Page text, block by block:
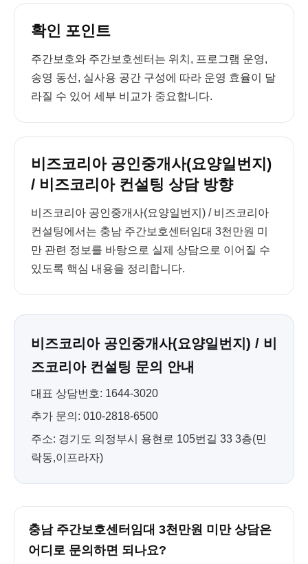
확인 포인트
주간보호와 주간보호센터는 위치, 프로그램 운영,
송영 동선, 실사용 공간 구성에 따라 운영 효율이 달
라질 수 있어 세부 비교가 중요합니다.
비즈코리아 공인중개사(요양일번지)
/ 비즈코리아 컨설팅 상담 방향
비즈코리아 공인중개사(요양일번지) / 비즈코리아
컨설팅에서는 충남 주간보호센터임대 3천만원 미
만 관련 정보를 바탕으로 실제 상담으로 이어질 수
있도록 핵심 내용을 정리합니다.
비즈코리아 공인중개사(요양일번지) / 비
즈코리아 컨설팅 문의 안내
대표 상담번호: 1644-3020
추가 문의: 010-2818-6500
주소: 경기도 의정부시 용현로 105번길 33 3층(민
락동,이프라자)
충남 주간보호센터임대 3천만원 미만 상담은
어디로 문의하면 되나요?